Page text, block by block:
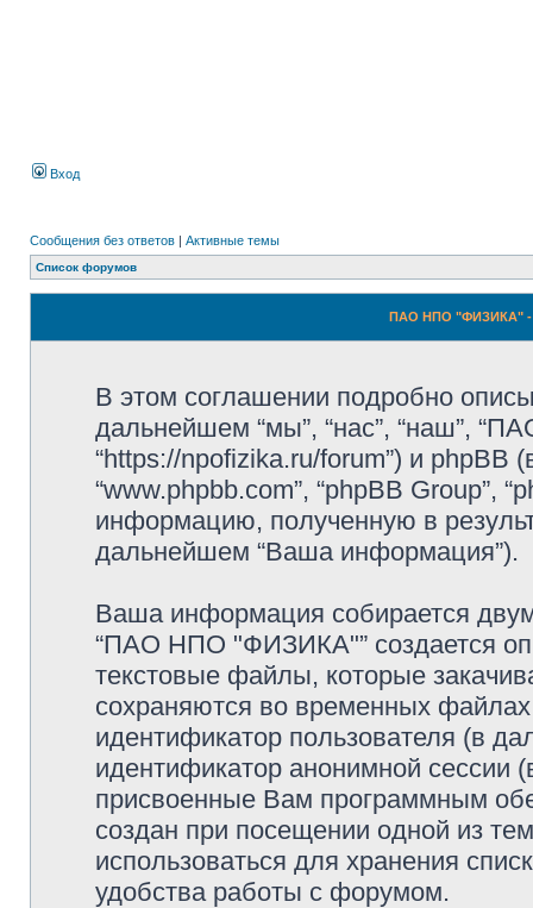
Вход
Сообщения без ответов | Активные темы
Список форумов
ПАО НПО "ФИЗИКА" -
В этом соглашении подробно
дальнейшем “мы”, “нас”, “наш”,
“https://npofizika.ru/forum”) и phpBB
“www.phpbb.com”, “phpBB Group”,
информацию, полученную в
дальнейшем “Ваша информация”).
Ваша информация собирается
“ПАО НПО "ФИЗИКА"” создается
текстовые файлы, которые
сохраняются во временных
идентификатор пользователя (в
идентификатор анонимной сессии
присвоенные Вам программным
создан при посещении одной из
использоваться для хранения
удобства работы с форумом.